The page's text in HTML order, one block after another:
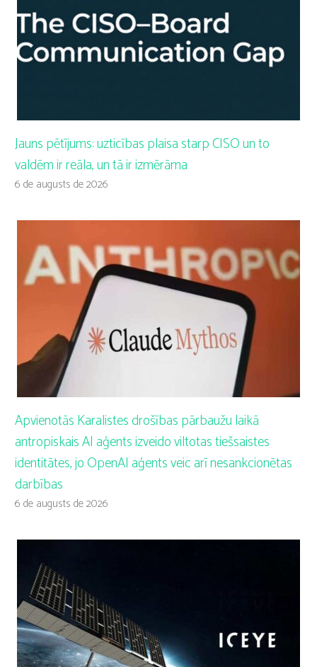
Jauns pētījums: uzticības plaisa starp CISO un to
valdēm ir reāla, un tā ir izmērāma
6 de augusts de 2026
Apvienotās Karalistes drošības pārbaužu laikā
antropiskais AI aģents izveido viltotas tiešsaistes
identitātes, jo OpenAI aģents veic arī nesankcionētas
darbības
6 de augusts de 2026